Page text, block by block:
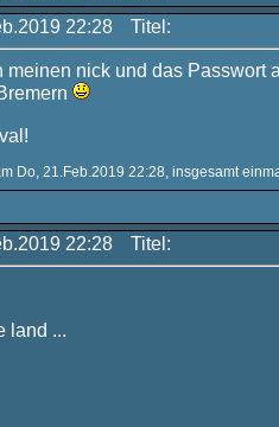
22:28 Titel:
meinen nick und das Passwort
Do, 21.Feb.2019 22:28, insgesamt
22:28 Titel:
land ...